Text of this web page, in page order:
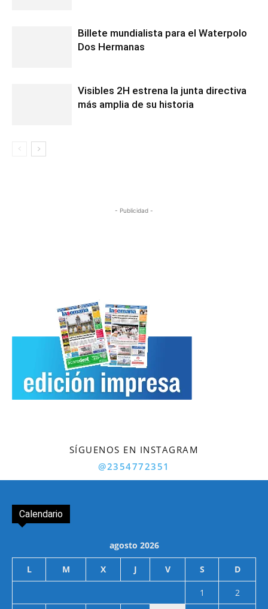
Billete mundialista para el Waterpolo
Dos Hermanas
Visibles 2H estrena la junta directiva
más amplia de su historia
- Publicidad -
SÍGUENOS EN INSTAGRAM
@2354772351
Calendario
agosto 2026
L M X J V S D
1
2